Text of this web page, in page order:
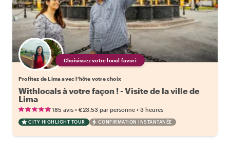
Choisissez votre local favori
Profitez de Lima avec l'hôte votre choix
Withlocals à votre façon ! - Visite de la ville de
Lima
185 avis • €23.53 par personne • 3 heures
CITY HIGHLIGHT TOUR CONFIRMATION INSTANTANÉE